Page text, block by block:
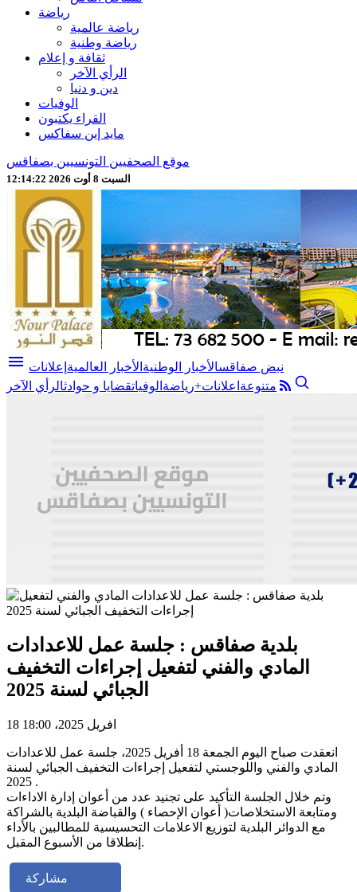
رياضة
رياضة عالمية
رياضة وطنية
ثقافة و إعلام
الرأي الآخر
دين و دنيا
الوفيات
القراء يكتبون
مايد إين سفاكس
موقع الصحفيين التونسيين بصفاقس
السبت 8 أوت 2026 12:14:24
menu نبض صفاقسالأخبار الوطنية الأخبار العالمية إعلانات
متنوعة اعلانات+رياضة الوفياتقضايا و حوادثالرأي الآخر
بلدية صفاقس : جلسة عمل للاعدادات
المادي والفني لتفعيل إجراءات التخفيف
الجبائي لسنة 2025
18 افريل 2025، 18:00
انعقدت صباح اليوم الجمعة 18 أفريل 2025، جلسة عمل للاعدادات
المادي والفني واللوجستي لتفعيل إجراءات التخفيف الجبائي لسنة
2025 .
وتم خلال الجلسة التأكيد على تجنيد عدد من أعوان إدارة الاداءات
ومتابعة الاستخلاصات( أعوان الإحصاء ) والقباضة البلدية بالشراكة
مع الدوائر البلدية لتوزيع الاعلامات التحسيسية للمطالبين بالأداء
إنطلاقا من الأسبوع المقبل.
مشاركة